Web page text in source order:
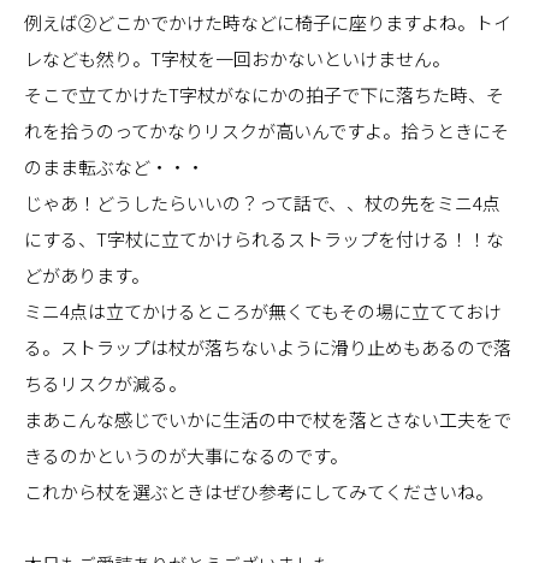
例えば②どこかでかけた時などに椅子に座りますよね。トイ
レなども然り。T字杖を一回おかないといけません。
そこで立てかけたT字杖がなにかの拍子で下に落ちた時、そ
れを拾うのってかなりリスクが高いんですよ。拾うときにそ
のまま転ぶなど・・・
じゃあ！どうしたらいいの？って話で、、杖の先をミニ4点
にする、T字杖に立てかけられるストラップを付ける！！な
どがあります。
ミニ4点は立てかけるところが無くてもその場に立てておけ
る。ストラップは杖が落ちないように滑り止めもあるので落
ちるリスクが減る。
まあこんな感じでいかに生活の中で杖を落とさない工夫をで
きるのかというのが大事になるのです。
これから杖を選ぶときはぜひ参考にしてみてくださいね。